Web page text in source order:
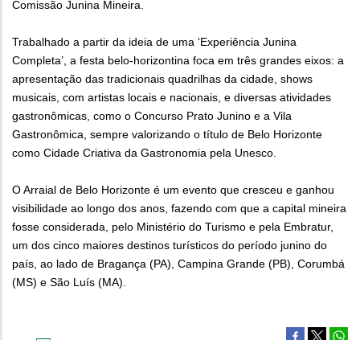
Comissão Junina Mineira.
Trabalhado a partir da ideia de uma ‘Experiência Junina
Completa’, a festa belo-horizontina foca em três grandes eixos: a
apresentação das tradicionais quadrilhas da cidade, shows
musicais, com artistas locais e nacionais, e diversas atividades
gastronômicas, como o Concurso Prato Junino e a Vila
Gastronômica, sempre valorizando o título de Belo Horizonte
como Cidade Criativa da Gastronomia pela Unesco.
O Arraial de Belo Horizonte é um evento que cresceu e ganhou
visibilidade ao longo dos anos, fazendo com que a capital mineira
fosse considerada, pelo Ministério do Turismo e pela Embratur,
um dos cinco maiores destinos turísticos do período junino do
país, ao lado de Bragança (PA), Campina Grande (PB), Corumbá
(MS) e São Luís (MA).